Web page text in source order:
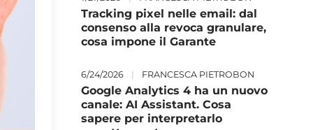
Tracking pixel nelle email: dal
consenso alla revoca granulare,
cosa impone il Garante
6/24/2026 | FRANCESCA PIETROBON
Google Analytics 4 ha un nuovo
canale: AI Assistant. Cosa
sapere per interpretarlo